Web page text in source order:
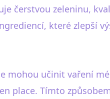
čerstvou zeleninu,
které zlepší
mohou učinit vaření
place. Tímto